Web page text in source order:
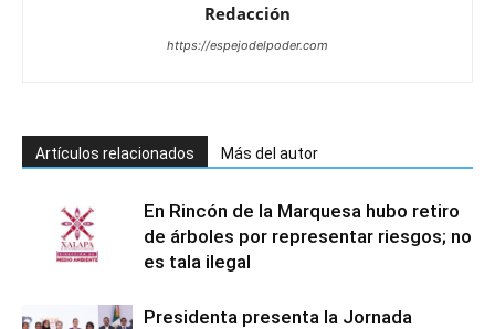
Redacción
https://espejodelpoder.com
Artículos relacionados Más del autor
En Rincón de la Marquesa hubo retiro
de árboles por representar riesgos; no
es tala ilegal
Presidenta presenta la Jornada